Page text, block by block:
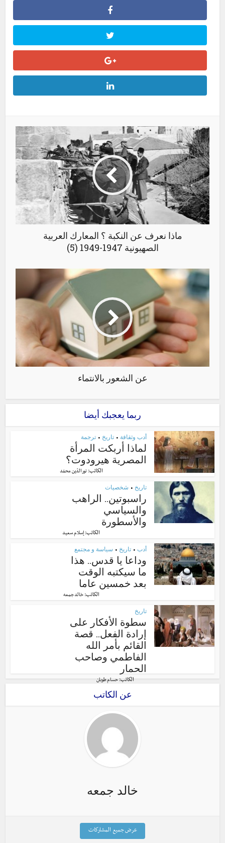
ماذا نعرف عن النكبة ؟ المعارك العربية
الصهيونية 1947-1949 (5)
عن الشعور بالانتماء
ربما يعجبك أيضا
أدب وثقافة • تاريخ • ترجمة
لماذا أربكت المرأة
المصرية هيرودوت؟
الكاتب:نور الدّين محمّد
تاريخ • شخصيات
راسبوتين.. الراهب
والسياسي
والأسطورة
الكاتب: إسلام سعيد
أدب • تاريخ • سياسة و مجتمع
وداعا يا قدس.. هذا
ما سيكتبه الوقت
بعد خمسين عاما
الكاتب:خالد جمعه
تاريخ
سطوة الأفكار على
إرادة الفعل.. قصة
القائم بأمر الله
الفاطمي وصاحب
الحمار
الكاتب:حسام طوبان
عن الكاتب
خالد جمعه
عرض جميع المشاركات